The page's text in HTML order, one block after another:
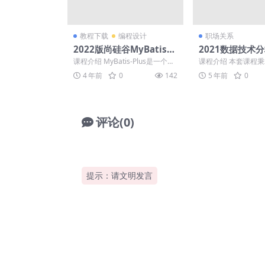
教程下载 编程设计
2022版尚硅谷MyBatis-P
lus教程
课程介绍 MyBatis-Plus是一个M
yBatis的增强工具，在MyBati...
4 年前 0 142
职场关系
2021数据技术
程
课程介绍 本套课程
践结合的原则，内
析思维的讲解，
5 年前 0
评论(0)
提示：请文明发言